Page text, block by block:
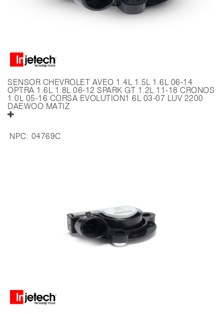
SENSOR CHEVROLET AVEO 1.4L 1.5L 1.6L 06-14
OPTRA 1.6L 1.8L 06-12 SPARK GT 1.2L 11-18 CRONOS
1.0L 05-16 CORSA EVOLUTION1.6L 03-07 LUV 2200
DAEWOO MATIZ
NPC: 04769C